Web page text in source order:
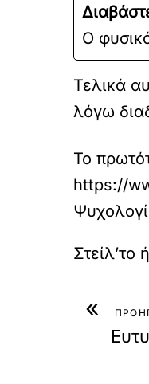
Ο
Τελικά
λόγω
Το
https://
«